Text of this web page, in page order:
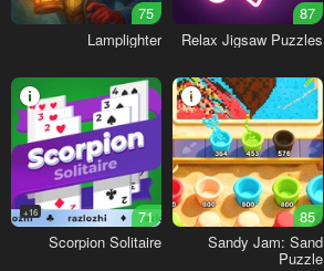
87
Relax Jigsaw Puzzles
75
Lamplighter
85
Sandy Jam: Sand
Puzzle
71
16+
Scorpion Solitaire